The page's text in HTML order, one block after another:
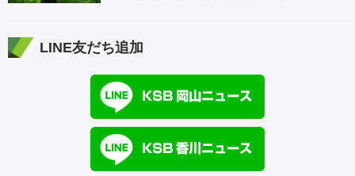
LINE友だち追加